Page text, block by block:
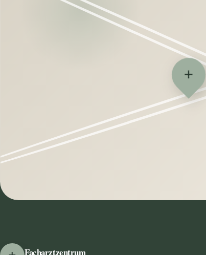
+
Facharztzentrum